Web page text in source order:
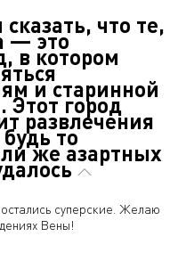
что те,
— это
в котором
и старинной
Этот город
развлечения
то
же азартных
остались суперские. Желаю
Вены!